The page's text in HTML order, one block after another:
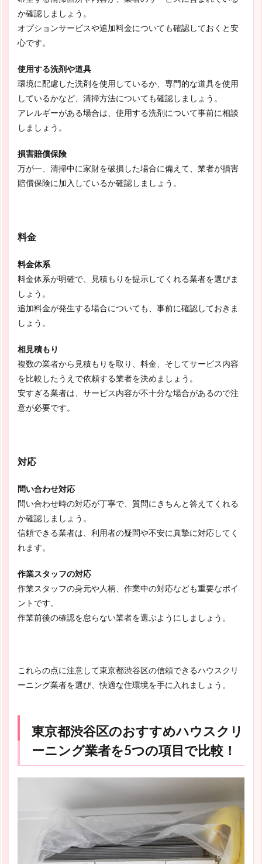
か確認しましょう。
オプションサービスや追加料金についても確認しておくと安
心です。
使用する洗剤や道具
環境に配慮した洗剤を使用しているか、専門的な道具を使用
しているかなど、清掃方法についても確認しましょう。
アレルギーがある場合は、使用する洗剤について事前に相談
しましょう。
損害賠償保険
万が一、清掃中に家財を破損した場合に備えて、業者が損害
賠償保険に加入しているか確認しましょう。
料金
料金体系
料金体系が明確で、見積もりを提示してくれる業者を選びま
しょう。
追加料金が発生する場合についても、事前に確認しておきま
しょう。
相見積もり
複数の業者から見積もりを取り、料金、そしてサービス内容
を比較したうえで依頼する業者を決めましょう。
安すぎる業者は、サービス内容が不十分な場合があるので注
意が必要です。
対応
問い合わせ対応
問い合わせ時の対応が丁寧で、質問にきちんと答えてくれる
か確認しましょう。
信頼できる業者は、利用者の疑問や不安に真摯に対応してく
れます。
作業スタッフの対応
作業スタッフの身元や人柄、作業中の対応なども重要なポイ
ントです。
作業前後の確認を怠らない業者を選ぶようにしましょう。
これらの点に注意して東京都渋谷区の信頼できるハウスクリ
ーニング業者を選び、快適な住環境を手に入れましょう。
東京都渋谷区のおすすめハウスクリ
ーニング業者を5つの項目で比較！